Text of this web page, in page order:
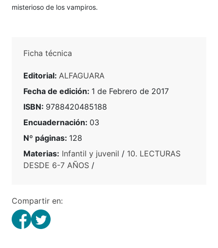
misterioso de los vampiros.
Ficha técnica
Editorial: ALFAGUARA
Fecha de edición: 1 de Febrero de 2017
ISBN: 9788420485188
Encuadernación: 03
Nº páginas: 128
Materias: Infantil y juvenil / 10. LECTURAS
DESDE 6-7 AÑOS /
Compartir en: